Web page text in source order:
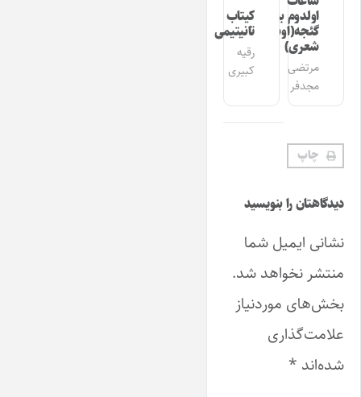
اولدوم بیر
گئجه(اوشاق
شعری)
مرتضی
مجدفر
کیتاب
تانیتیمی
رقیه
کبیری
چاپ
دیدگاهتان را بنویسید
نشانی ایمیل شما
منتشر نخواهد شد.
بخش‌های موردنیاز
علامت‌گذاری
شده‌اند *